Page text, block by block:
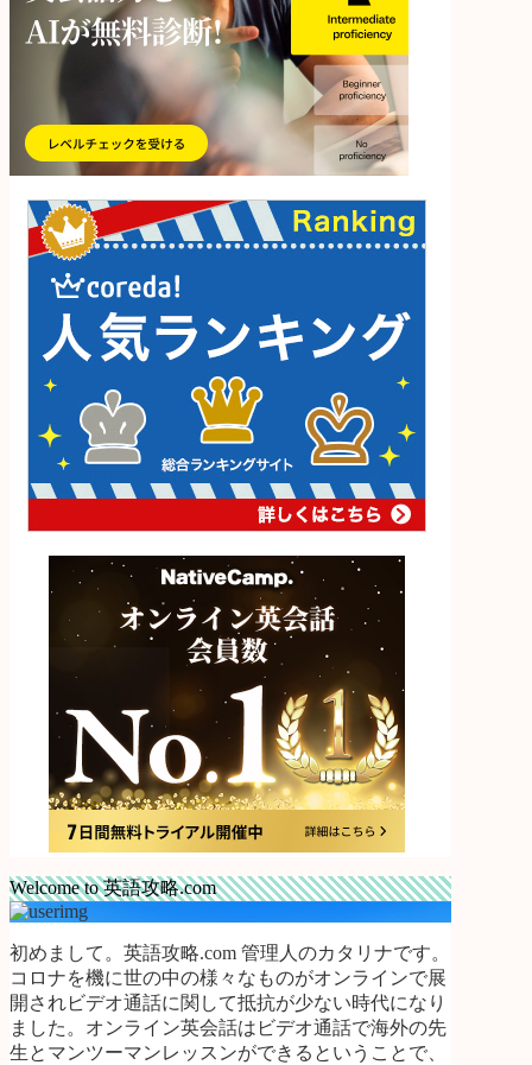
Welcome to 英語攻略.com
初めまして。英語攻略.com 管理人のカタリナです。
コロナを機に世の中の様々なものがオンラインで展
開されビデオ通話に関して抵抗が少ない時代になり
ました。オンライン英会話はビデオ通話で海外の先
生とマンツーマンレッスンができるということで、